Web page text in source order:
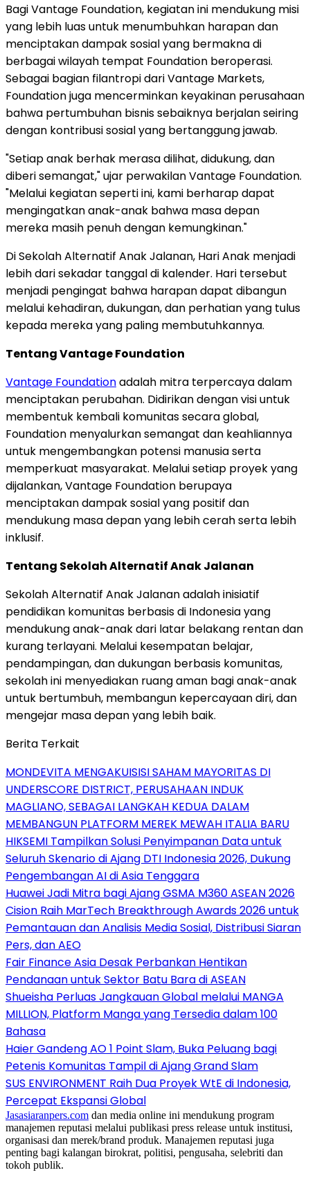
Bagi Vantage Foundation, kegiatan ini mendukung misi
yang lebih luas untuk menumbuhkan harapan dan
menciptakan dampak sosial yang bermakna di
berbagai wilayah tempat Foundation beroperasi.
Sebagai bagian filantropi dari Vantage Markets,
Foundation juga mencerminkan keyakinan perusahaan
bahwa pertumbuhan bisnis sebaiknya berjalan seiring
dengan kontribusi sosial yang bertanggung jawab.
"Setiap anak berhak merasa dilihat, didukung, dan
diberi semangat," ujar perwakilan Vantage Foundation.
"Melalui kegiatan seperti ini, kami berharap dapat
mengingatkan anak-anak bahwa masa depan
mereka masih penuh dengan kemungkinan."
Di Sekolah Alternatif Anak Jalanan, Hari Anak menjadi
lebih dari sekadar tanggal di kalender. Hari tersebut
menjadi pengingat bahwa harapan dapat dibangun
melalui kehadiran, dukungan, dan perhatian yang tulus
kepada mereka yang paling membutuhkannya.
Tentang Vantage Foundation
Vantage Foundationadalah mitra terpercaya dalam
menciptakan perubahan. Didirikan dengan visi untuk
membentuk kembali komunitas secara global,
Foundation menyalurkan semangat dan keahliannya
untuk mengembangkan potensi manusia serta
memperkuat masyarakat. Melalui setiap proyek yang
dijalankan, Vantage Foundation berupaya
menciptakan dampak sosial yang positif dan
mendukung masa depan yang lebih cerah serta lebih
inklusif.
Tentang Sekolah Alternatif Anak Jalanan
Sekolah Alternatif Anak Jalanan adalah inisiatif
pendidikan komunitas berbasis di Indonesia yang
mendukung anak-anak dari latar belakang rentan dan
kurang terlayani. Melalui kesempatan belajar,
pendampingan, dan dukungan berbasis komunitas,
sekolah ini menyediakan ruang aman bagi anak-anak
untuk bertumbuh, membangun kepercayaan diri, dan
mengejar masa depan yang lebih baik.
Berita Terkait
MONDEVITA MENGAKUISISI SAHAM MAYORITAS DI
UNDERSCORE DISTRICT, PERUSAHAAN INDUK
MAGLIANO, SEBAGAI LANGKAH KEDUA DALAM
MEMBANGUN PLATFORM MEREK MEWAH ITALIA BARU
HIKSEMI Tampilkan Solusi Penyimpanan Data untuk
Seluruh Skenario di Ajang DTI Indonesia 2026, Dukung
Pengembangan AI di Asia Tenggara
Huawei Jadi Mitra bagi Ajang GSMA M360 ASEAN 2026
Cision Raih MarTech Breakthrough Awards 2026 untuk
Pemantauan dan Analisis Media Sosial, Distribusi Siaran
Pers, dan AEO
Fair Finance Asia Desak Perbankan Hentikan
Pendanaan untuk Sektor Batu Bara di ASEAN
Shueisha Perluas Jangkauan Global melalui MANGA
MILLION, Platform Manga yang Tersedia dalam 100
Bahasa
Haier Gandeng AO 1 Point Slam, Buka Peluang bagi
Petenis Komunitas Tampil di Ajang Grand Slam
SUS ENVIRONMENT Raih Dua Proyek WtE di Indonesia,
Percepat Ekspansi Global
Jasasiaranpers.com dan media online ini mendukung program
manajemen reputasi melalui publikasi press release untuk institusi,
organisasi dan merek/brand produk. Manajemen reputasi juga
penting bagi kalangan birokrat, politisi, pengusaha, selebriti dan
tokoh publik.